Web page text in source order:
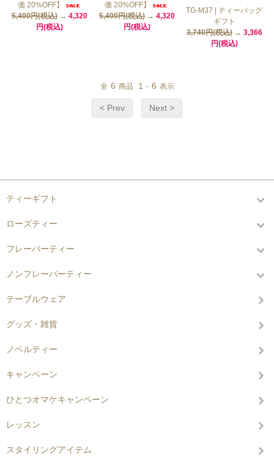
価 20%OFF】
5,400円(税込)→4,320
円(税込)
価 20%OFF】
5,400円(税込)→ 4,320
円(税込)
TG-M37 | ティーバッグ
ギフト
3,740円(税込)→ 3,366
円(税込)
全 6 商品 1 - 6 表示
< Prev Next >
ティーギフト
ローズティー
フレーバーティー
ノンフレーバーティー
テーブルウェア
グッズ・雑貨
ノベルティー
キャンペーン
ひとつオマケキャンペーン
レッスン
スタイリングアイテム